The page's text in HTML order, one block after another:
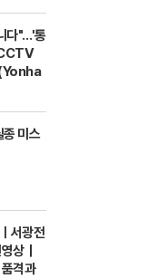
다"…'통
종 미스
서광전
상｜
격과